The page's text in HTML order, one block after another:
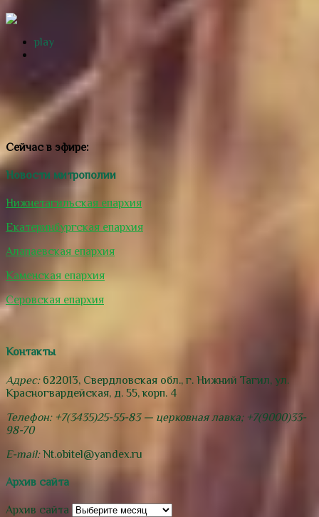
play
Сейчас в эфире:
Новости митрополии
Нижнетагильская епархия
Екатеринбургская епархия
Алапаевская епархия
Каменская епархия
Серовская епархия
Контакты
Адрес:622013, Свердловская обл., г. Нижний Тагил, ул.
Красногвардейская, д. 55, корп. 4
Телефон: +7(3435)25-55-83 — церковная лавка; +7(9000)33-
98-70
E-mail:Nt.obitel@yandex.ru
Архив сайта
Архив сайта